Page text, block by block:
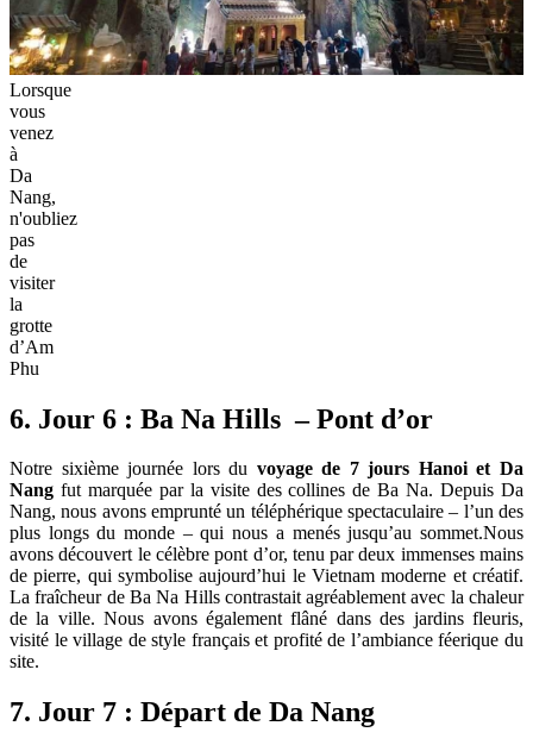
Lorsque
vous
venez
à
Da
Nang,
n'oubliez
pas
de
visiter
la
grotte
d’Am
Phu
6. Jour 6 : Ba Na Hills – Pont d’or
Notre sixième journée lors du voyage de 7 jours Hanoi et Da
Nang fut marquée par la visite des collines de Ba Na. Depuis Da
Nang, nous avons emprunté un téléphérique spectaculaire – l’un des
plus longs du monde – qui nous a menés jusqu’au sommet.Nous
avons découvert le célèbre pont d’or, tenu par deux immenses mains
de pierre, qui symbolise aujourd’hui le Vietnam moderne et créatif.
La fraîcheur de Ba Na Hills contrastait agréablement avec la chaleur
de la ville. Nous avons également flâné dans des jardins fleuris,
visité le village de style français et profité de l’ambiance féerique du
site.
7. Jour 7 : Départ de Da Nang